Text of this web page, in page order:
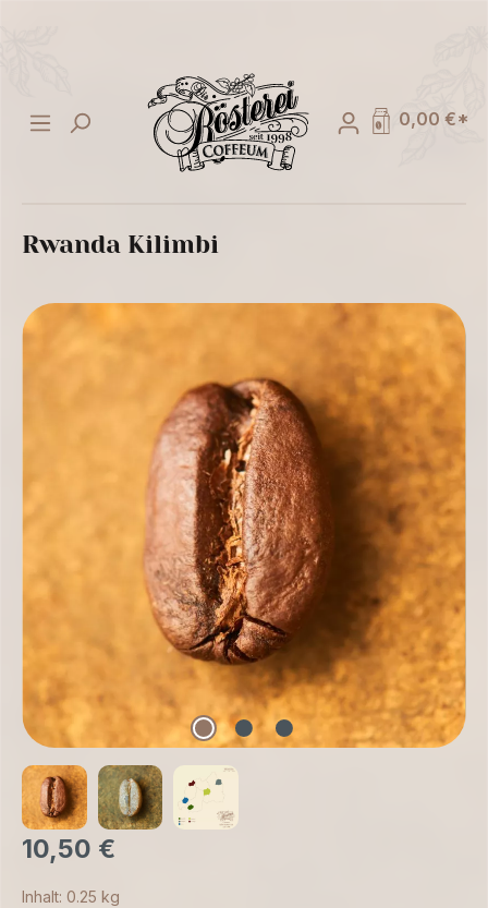
0,00 €*
Rwanda Kilimbi
10,50 €
Inhalt: 0.25 kg